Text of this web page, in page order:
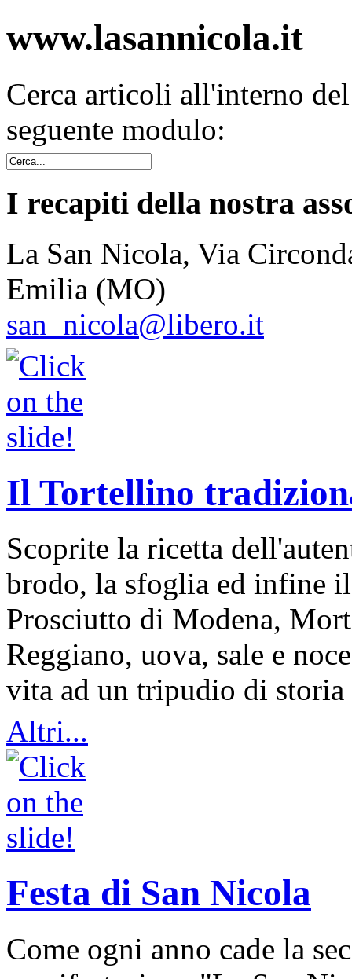
www.lasannicola.it
Cerca articoli all'interno
seguente modulo:
I recapiti della nostra
La San Nicola, Via
Emilia (MO)
san_nicola@libero.it
Il Tortellino
Scoprite la ricetta
brodo, la sfoglia ed infine
Prosciutto di Modena,
Reggiano, uova, sale e
vita ad un tripudio di storia
Altri...
Festa di San Nicola
Come ogni anno cade la